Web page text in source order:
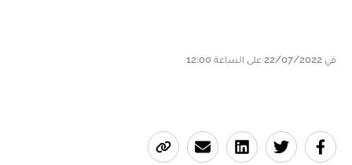
في 22/07/2022 على الساعة 12:00